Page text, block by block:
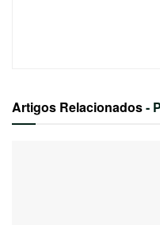
Artigos Relacionados-